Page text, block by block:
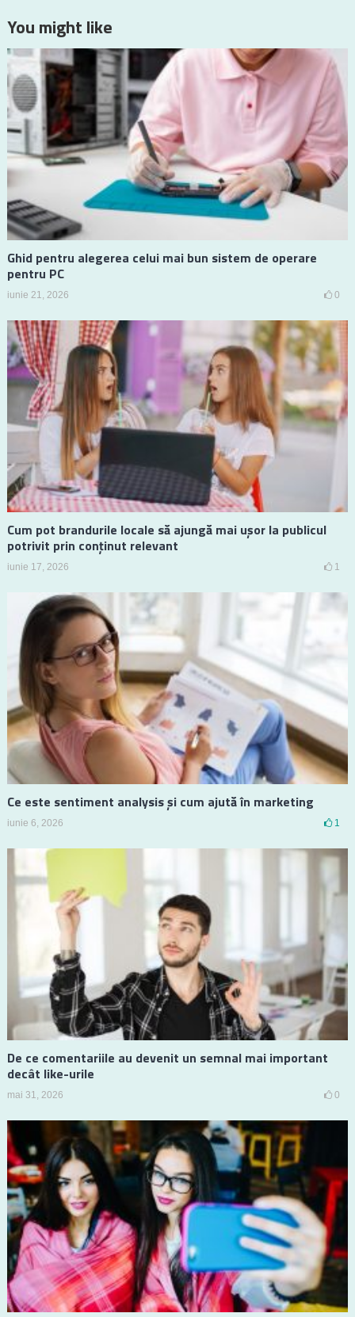
You might like
Ghid pentru alegerea celui mai bun sistem de operare
pentru PC
iunie 21, 2026 0
Cum pot brandurile locale să ajungă mai ușor la publicul
potrivit prin conținut relevant
iunie 17, 2026 1
Ce este sentiment analysis și cum ajută în marketing
iunie 6, 2026 1
De ce comentariile au devenit un semnal mai important
decât like-urile
mai 31, 2026 0